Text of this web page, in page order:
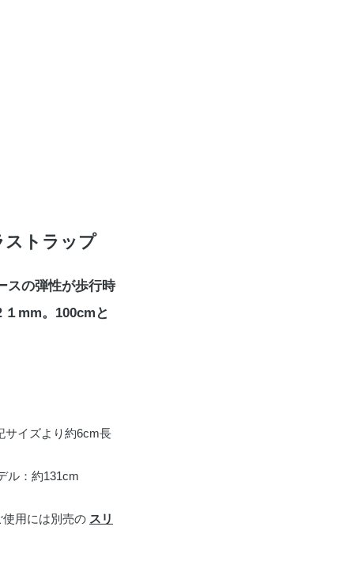
ストラップ
スの弾性が歩行時
mm。100cmと
サイズより約6cm長
ル：約131cm
用には別売の スリ